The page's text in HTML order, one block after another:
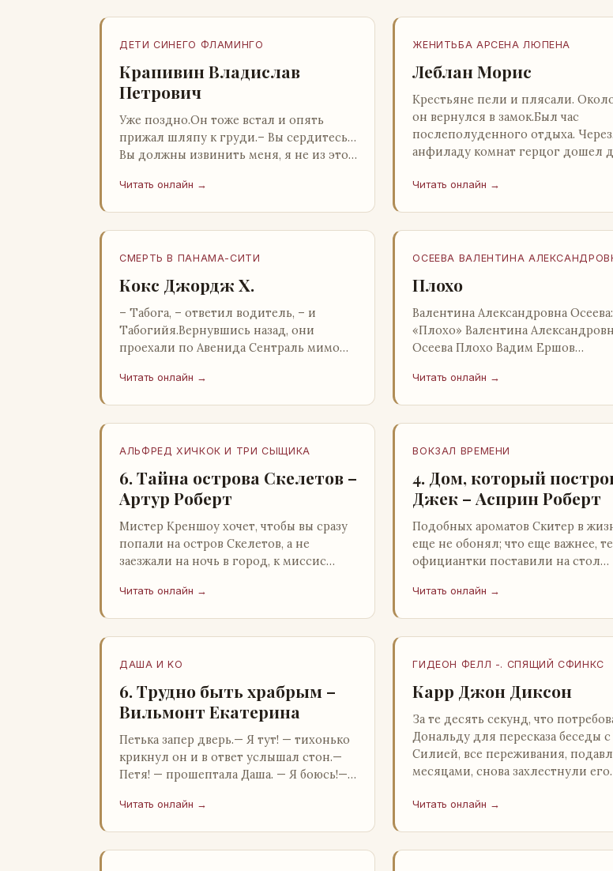
ДЕТИ СИНЕГО ФЛАМИНГО
Крапивин Владислав
Петрович
Уже поздно.Он тоже встал и опять
прижал шляпу к груди.– Вы сердитесь…
Вы должны извинить меня, я не из этой
какие-то обычаи. Но прошу: выс…
Читать онлайн →
ЖЕНИТЬБА АРСЕНА ЛЮПЕНА
Леблан Морис
Крестьяне пели и плясали.
он вернулся в замок.Был час
послеполуденного отдыха. Через
анфиладу комнат герцог дошел
и во…
Читать онлайн →
СМЕРТЬ В ПАНАМА-СИТИ
Кокс Джордж Х.
– Табога, – ответил водитель, – и
Табогийя.Вернувшись назад, они
проехали по Авенида Сентраль мимо
канала. Водитель показал Расселу
Читать онлайн →
ОСЕЕВА ВАЛЕНТИНА
Плохо
Валентина Александровна Осеева:
«Плохо» Валентина
Осеева Плохо Вадим Ершов
литература; Москва; 1977 Валентина
Читать онлайн →
АЛЬФРЕД ХИЧКОК И ТРИ СЫЩИКА
6. Тайна острова Скелетов –
Артур Роберт
Мистер Креншоу хочет, чтобы вы сразу
попали на остров Скелетов, а не
заезжали на ночь в город, к миссис
пробормотал Пит.Услыхав «кризис»…
Читать онлайн →
ВОКЗАЛ ВРЕМЕНИ
4. Дом, который
Джек – Асприн Роберт
Подобных ароматов Скитер в
еще не обонял; что еще важнее,
официантки поставили на стол
для снятия стрессов. Скитер
Читать онлайн →
ДАША И KO
6. Трудно быть храбрым –
Вильмонт Екатерина
Петька запер дверь.— Я тут! — тихонько
крикнул он и в ответ услышал стон.—
Петя! — прошептала Даша. — Я боюсь!—
распахнул дверь в комнату.— …
Читать онлайн →
ГИДЕОН ФЕЛЛ -. СПЯЩИЙ СФИНКС
Карр Джон Диксон
За те десять секунд, что
Дональду для пересказа беседы с
Силией, все переживания,
месяцами, снова захлестнули его.
Читать онлайн →